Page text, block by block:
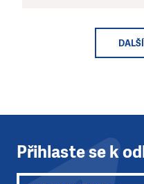
Přihlaste se k